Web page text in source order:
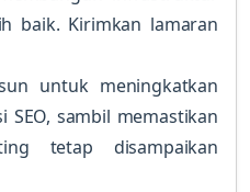
baik. Kirimkan lamaran
untuk meningkatkan
SEO, sambil memastikan
tetap disampaikan